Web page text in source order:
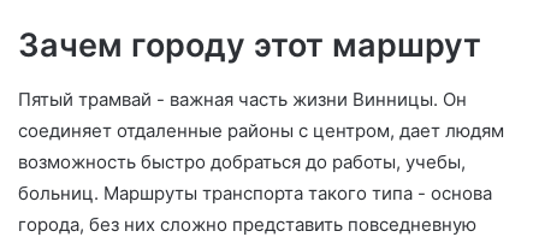
Зачем городу этот маршрут
Пятый трамвай - важная часть жизни Винницы. Он
соединяет отдаленные районы с центром, дает людям
возможность быстро добраться до работы, учебы,
больниц. Маршруты транспорта такого типа - основа
города, без них сложно представить повседневную